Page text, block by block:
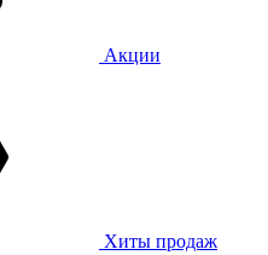
Акции
Хиты продаж